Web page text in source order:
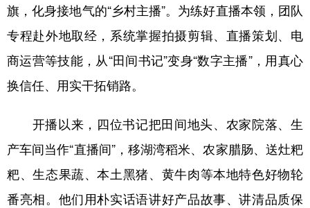
文化产业
地方频道
辽宁 吉林 上海 江苏
浙江 安徽 福建 江西
山东 河南 湖北 湖南
旗，化身接地气的“乡村主播”。为练好直播本领，团队
专程赴外地取经，系统掌握拍摄剪辑、直播策划、电
商运营等技能，从“田间书记”变身“数字主播”，用真心
换信任、用实干拓销路。
开播以来，四位书记把田间地头、农家院落、生
产车间当作“直播间”，移湖湾稻米、农家腊肠、送灶粑
粑、生态果蔬、本土黑猪、黄牛肉等本地特色好物轮
番亮相。他们用朴实话语讲好产品故事、讲清品质保